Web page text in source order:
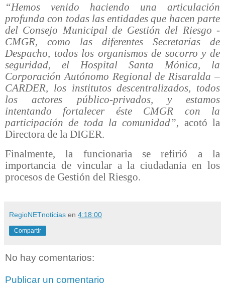
“Hemos venido haciendo una articulación
profunda con todas las entidades que hacen parte
del Consejo Municipal de Gestión del Riesgo -
CMGR, como las diferentes Secretarías de
Despacho, todos los organismos de socorro y de
seguridad, el Hospital Santa Mónica, la
Corporación Autónomo Regional de Risaralda –
CARDER, los institutos descentralizados, todos
los actores público-privados, y estamos
intentando fortalecer éste CMGR con la
participación de toda la comunidad”, acotó la
Directora de la DIGER.
Finalmente, la funcionaria se refirió a la
importancia de vincular a la ciudadanía en los
procesos de Gestión del Riesgo.
RegioNETnoticias en 4:18:00
Compartir
No hay comentarios:
Publicar un comentario